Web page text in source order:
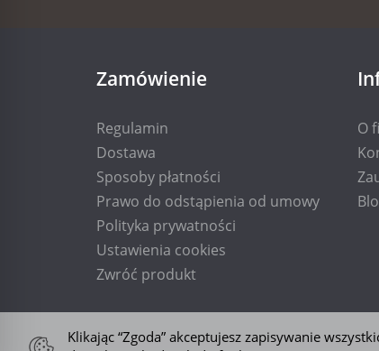
Zamówienie
Regulamin
Dostawa
Sposoby płatności
Prawo do odstąpienia od umowy
Polityka prywatności
Ustawienia cookies
Zwróć produkt
O
Klikając “Zgoda” akceptujesz zapisywanie